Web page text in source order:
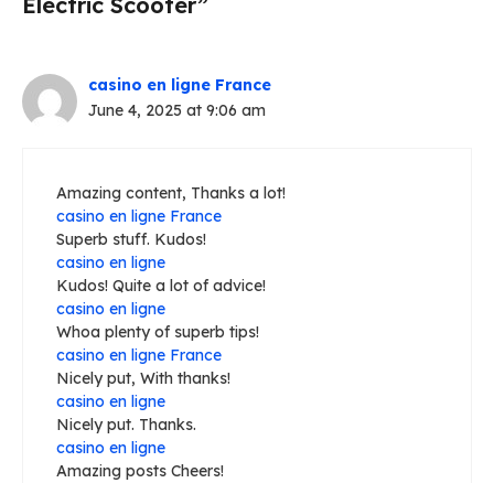
casino en ligne France
June 4, 2025 at 9:06 am
Amazing content, Thanks a lot!
casino en ligne France
Superb stuff. Kudos!
casino en ligne
Kudos! Quite a lot of advice!
casino en ligne
Whoa plenty of superb tips!
casino en ligne France
Nicely put, With thanks!
casino en ligne
Nicely put. Thanks.
casino en ligne
Amazing posts Cheers!